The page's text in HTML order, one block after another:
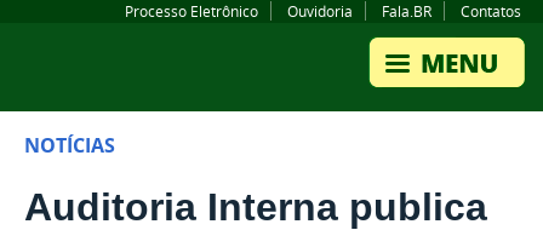
Processo Eletrônico
Ouvidoria Fala.BR Contatos
NOTÍCIAS
Auditoria Interna publica